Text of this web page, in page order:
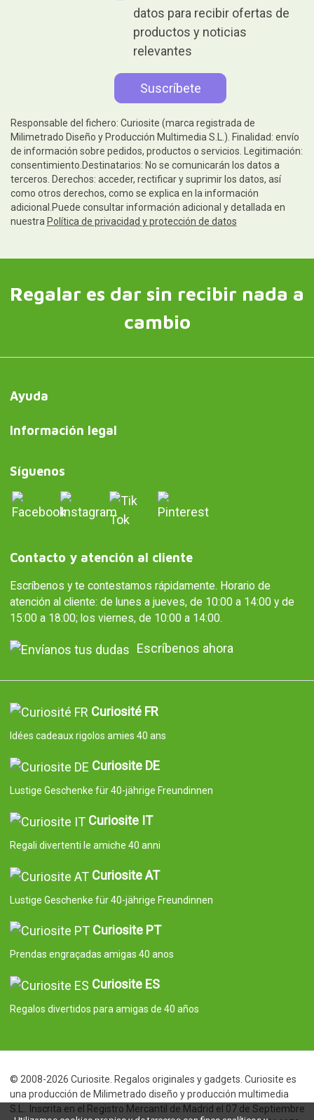
datos para recibir ofertas de
productos y noticias
relevantes
Responsable del fichero: Curiosite (marca registrada de
Milimetrado Diseño y Producción Multimedia S.L.). Finalidad: envío
de información sobre pedidos, productos o servicios. Legitimación:
consentimiento.Destinatarios: No se comunicarán los datos a
terceros. Derechos: acceder, rectificar y suprimir los datos, así
como otros derechos, como se explica en la información
adicional.Puede consultar información adicional y detallada en
nuestra Política de privacidad y protección de datos
Regalar es dar sin recibir nada a
cambio
Ayuda
Información legal
Síguenos
Contacto y atención al cliente
Escríbenos y te contestamos rápidamente. Horario de
atención al cliente: de lunes a jueves, de 10:00 a 14:00 y de
15:00 a 18:00; los viernes, de 10:00 a 14:00.
Escríbenos ahora
Curiosité FR
Idées cadeaux rigolos amies 40 ans
Curiosite DE
Lustige Geschenke für 40-jährige Freundinnen
Curiosite IT
Regali divertenti le amiche 40 anni
Curiosite AT
Lustige Geschenke für 40-jährige Freundinnen
Curiosite PT
Prendas engraçadas amigas 40 anos
Curiosite ES
Regalos divertidos para amigas de 40 años
© 2008-2026 Curiosite. Regalos originales y gadgets. Curiosite es
una producción de Milimetrado diseño y producción multimedia
S.L.. Inscrita en el Registro Mercantil de Madrid el 07 de Septiembre